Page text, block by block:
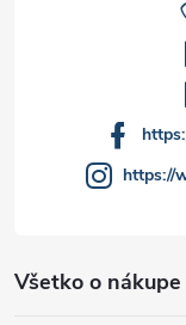
Všetko o nákupe
https://